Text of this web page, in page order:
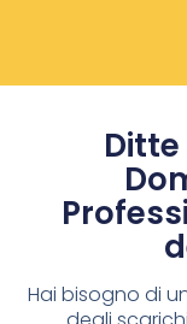
Hai bisogno di